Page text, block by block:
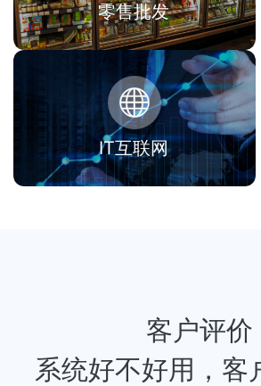
零售批发
IT互联网
客户评价
系统好不好用，客